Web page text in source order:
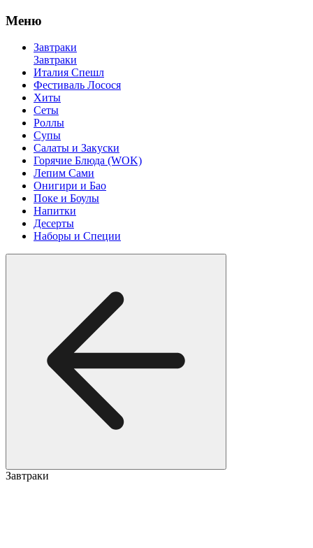
Меню
Завтраки
Завтраки
Италия Спешл
Фестиваль Лосося
Хиты
Сеты
Роллы
Супы
Салаты и Закуски
Горячие Блюда (WOK)
Лепим Сами
Онигири и Бао
Поке и Боулы
Напитки
Десерты
Наборы и Специи
Завтраки